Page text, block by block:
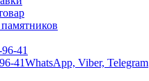
41
41WhatsApp, Viber, Telegram